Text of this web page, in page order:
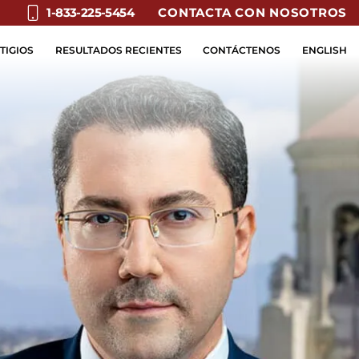
1-833-225-5454 CONTACTA CON NOSOTROS
ENGLISH
RESULTADOS RECIENTES CONTÁCTENOS